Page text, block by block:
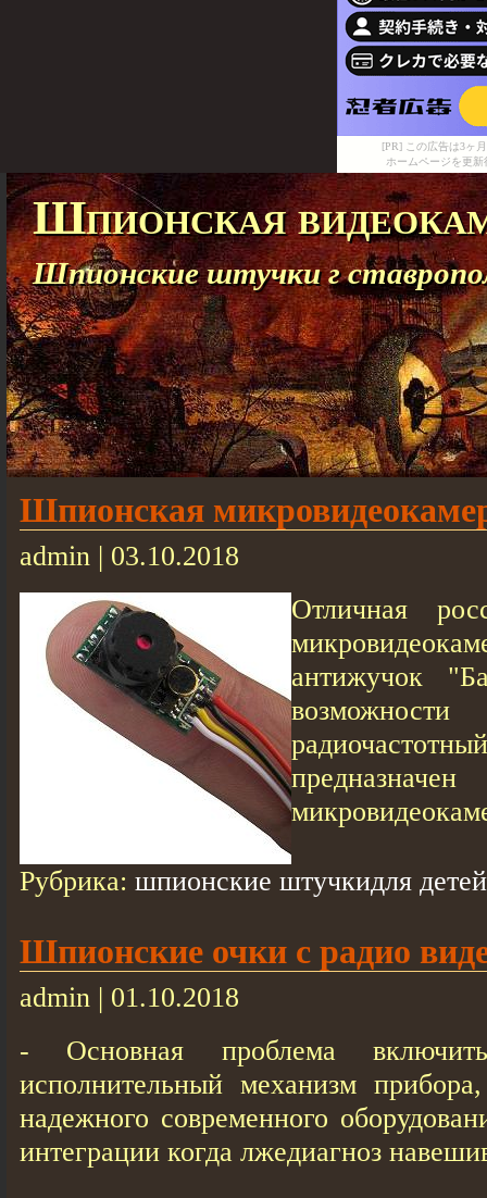
[PR] この広告は3ヶ
ホームページを更
Шпионская
Шпионские штучки г
Шпионская
admin | 03.10.2018
Отличная
антижучок
Рубрика: шпионские штучкидля детей
Шпионские очки с радио
admin | 01.10.2018
- Основная проблема
исполнительный механизм
надежного современного
интеграции когда лжедиагноз